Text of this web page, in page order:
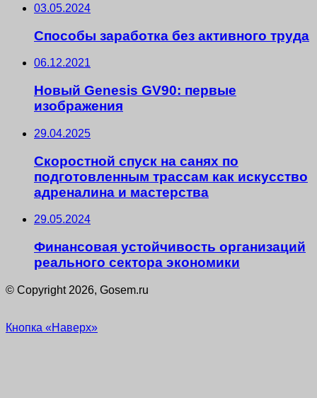
03.05.2024
Способы заработка без активного труда
06.12.2021
Новый Genesis GV90: первые
изображения
29.04.2025
Скоростной спуск на санях по
подготовленным трассам как искусство
адреналина и мастерства
29.05.2024
Финансовая устойчивость организаций
реального сектора экономики
© Copyright 2026, Gosem.ru
Кнопка «Наверх»